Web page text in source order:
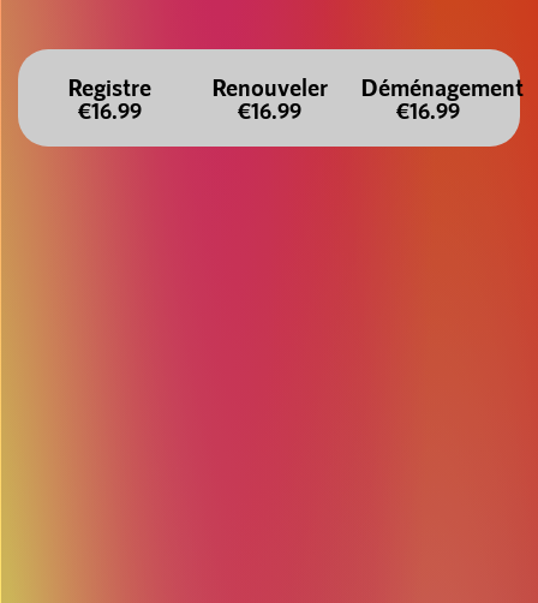
Registre
€16.99
Renouveler
€16.99
Déménagement
€16.99